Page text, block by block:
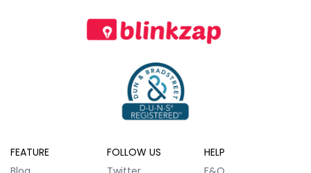
FEATURE
FOLLOW US
HELP